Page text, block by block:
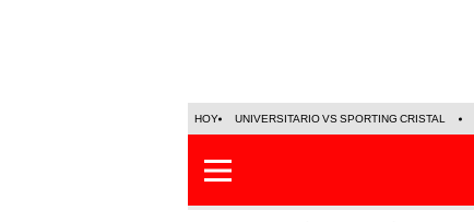
HOY UNIVERSITARIO VS SPORTING CRISTAL